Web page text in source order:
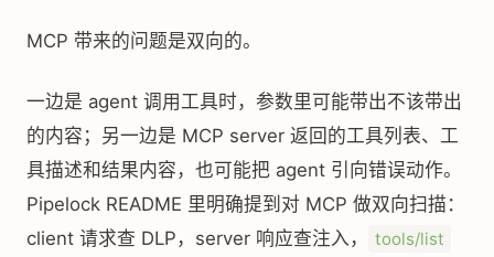
MCP 带来的问题是双向的。
一边是 agent 调用工具时，参数里可能带出不该带出
的内容；另一边是 MCP server 返回的工具列表、工
具描述和结果内容，也可能把 agent 引向错误动作。
Pipelock README 里明确提到对 MCP 做双向扫描：
client 请求查 DLP，server 响应查注入，
tools/list